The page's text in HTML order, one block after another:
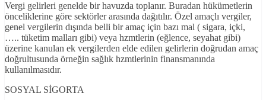
Vergi gelirleri genelde bir havuzda toplanır. Buradan hükümetlerin
önceliklerine göre sektörler arasında dağıtılır. Özel amaçlı vergiler,
genel vergilerin dışında belli bir amaç için bazı mal ( sigara, içki,
….. tüketim malları gibi) veya hzmtlerin (eğlence, seyahat gibi)
üzerine kanulan ek vergilerden elde edilen gelirlerin doğrudan amaç
doğrultusunda örneğin sağlık hzmtlerinin finansmanında
kullanılmasıdır.
SOSYAL SİGORTA